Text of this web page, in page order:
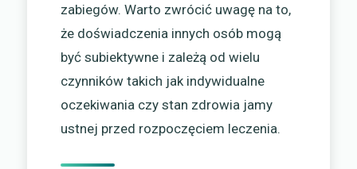
zabiegów. Warto zwrócić uwagę na to,
że doświadczenia innych osób mogą
być subiektywne i zależą od wielu
czynników takich jak indywidualne
oczekiwania czy stan zdrowia jamy
ustnej przed rozpoczęciem leczenia.